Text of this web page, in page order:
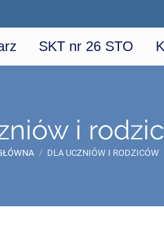
SKT nr 26 STO
i
/ DLA UCZNIÓW I RODZICÓW